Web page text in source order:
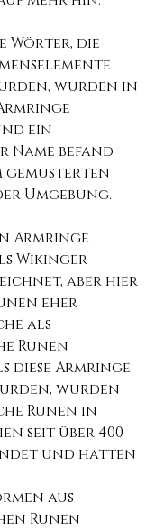
Wörter, die
wurden in
ein
befand
gemusterten
Umgebung.
Armringe
Wikinger-
aber hier
eher
als
Runen
diese Armringe
wurden
Runen in
seit über 400
und hatten
aus
Runen